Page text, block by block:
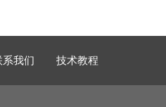
系我们 技术教程